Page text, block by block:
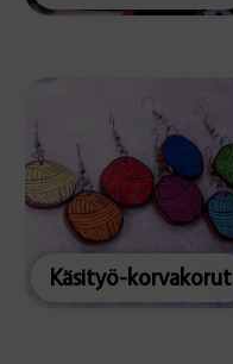
Käsityö-korvakorut